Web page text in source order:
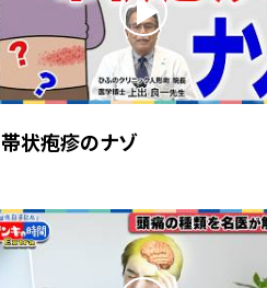
帯状疱疹のナゾ